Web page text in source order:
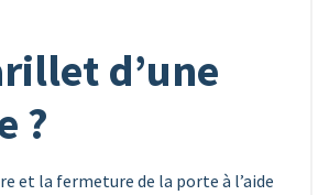
d’une
?
et la fermeture de la porte à l’aide